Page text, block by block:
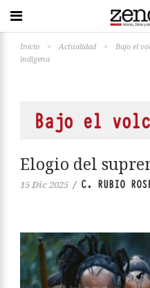
Inicio > Actualidad > Bajo el
indígena
Bajo el
Elogio del
15 Dic 2025 / C. RUBIO